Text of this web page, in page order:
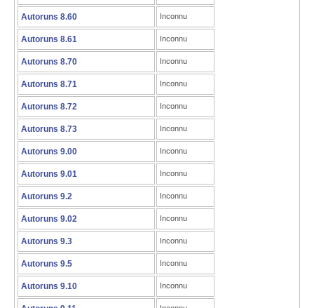
Autoruns 8.60 Inconnu
Autoruns 8.61 Inconnu
Autoruns 8.70 Inconnu
Autoruns 8.71 Inconnu
Autoruns 8.72 Inconnu
Autoruns 8.73 Inconnu
Autoruns 9.00 Inconnu
Autoruns 9.01 Inconnu
Autoruns 9.2 Inconnu
Autoruns 9.02 Inconnu
Autoruns 9.3 Inconnu
Autoruns 9.5 Inconnu
Autoruns 9.10 Inconnu